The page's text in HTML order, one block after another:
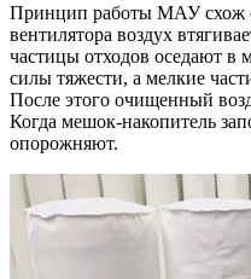
Принцип работы МАУ схож
вентилятора воздух
частицы отходов оседают в
силы тяжести, а мелкие
После этого очищенный
Когда мешок-накопитель
опорожняют.